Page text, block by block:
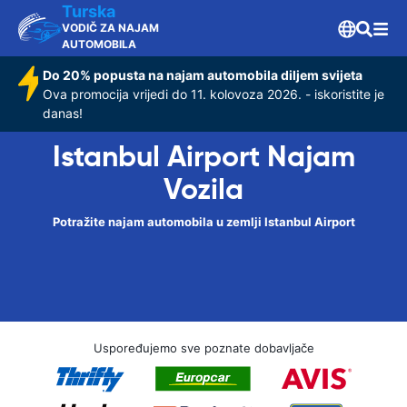
Turska
VODIČ ZA NAJAM
AUTOMOBILA
Do 20% popusta na najam automobila diljem svijeta
Ova promocija vrijedi do 11. kolovoza 2026. - iskoristite je
danas!
Istanbul Airport Najam
Vozila
Potražite najam automobila u zemlji Istanbul Airport
Uspoređujemo sve poznate dobavljače